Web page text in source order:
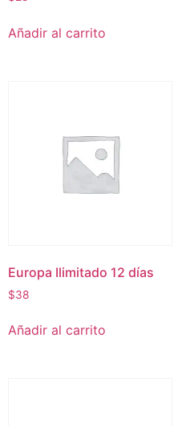
Añadir al carrito
Europa Ilimitado 12 días
$38
Añadir al carrito